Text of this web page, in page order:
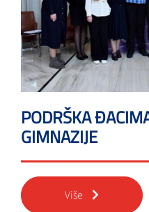
PODRŠKA
GIMNAZIJE
Više